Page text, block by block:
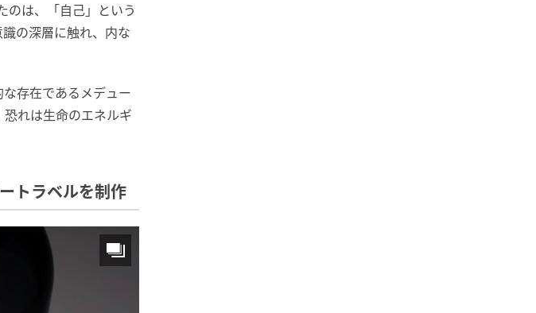
のは、「自己」という
の深層に触れ、内な
存在であるメデュー
れは生命のエネルギ
トラベルを制作